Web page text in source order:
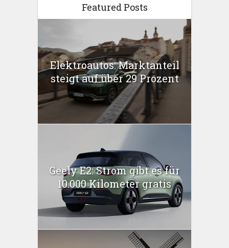
Featured Posts
Elektroautos: Marktanteil
steigt auf über 29 Prozent
Geely E2: Strom gibt es für
10.000 Kilometer gratis